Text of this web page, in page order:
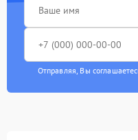
Отправляя, Вы